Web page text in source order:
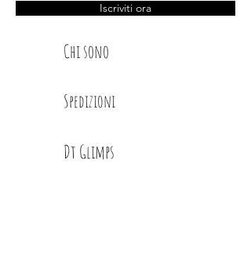
Iscriviti ora
Chi sono
Spedizioni
Dt Glimps